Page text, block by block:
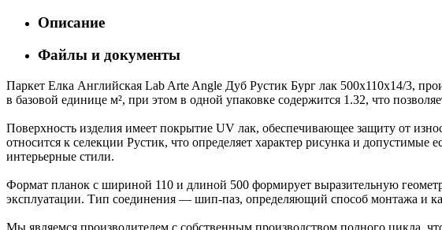
Описание
Файлы и документы
Паркет Елка Английская Lab Arte Angle Дуб Рустик Бург лак 500х110х14/3,
в базовой единице м², при этом в одной упаковке содержится 1.32, что
Поверхность изделия имеет покрытие UV лак, обеспечивающее защиту от
относится к селекции Рустик, что определяет характер рисунка и
интерьерные стили.
Формат планок с шириной 110 и длиной 500 формирует выразительную
эксплуатации. Тип соединения — шип-паз, определяющий способ монтажа и
Мы являемся производителем с собственным производством полного цикла,